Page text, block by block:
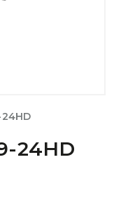
24HD
24HD